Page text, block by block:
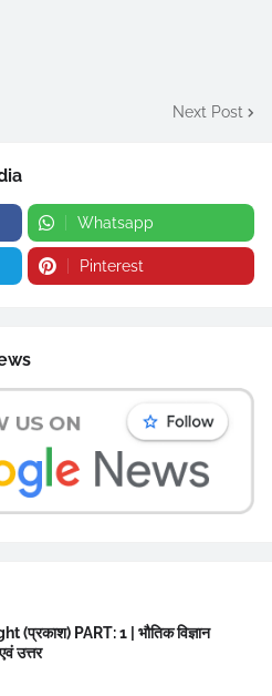
Next Post
Whatsapp
Pinterest
(प्रकाश) PART: 1 | भौतिक विज्ञान
उत्तर